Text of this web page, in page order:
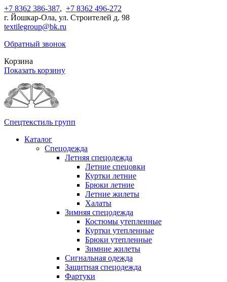
+7 8362 386-387, +7 8362 496-272
г. Йошкар-Ола, ул. Строителей д. 98
textilegroup@bk.ru
Обратный звонок
Корзина
Показать корзину
Спецтекстиль групп
Каталог
Спецодежда
Летняя спецодежда
Летние спецовки
Куртки летние
Брюки летние
Летние жилеты
Халаты
Зимняя спецодежда
Костюмы утепленные
Куртки утепленные
Брюки утепленные
Зимние жилеты
Сигнальная одежда
Защитная спецодежда
Фартуки